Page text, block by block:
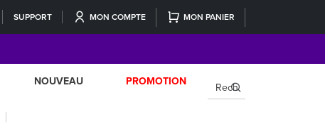
SUPPORT MON COMPTE MON PANIER
NOUVEAU PROMOTION